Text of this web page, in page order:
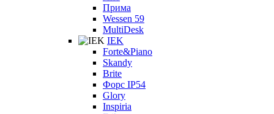
Прима
Wessen 59
MultiDesk
IEK
Forte&Piano
Skandy
Brite
Форс IP54
Glory
Inspiria